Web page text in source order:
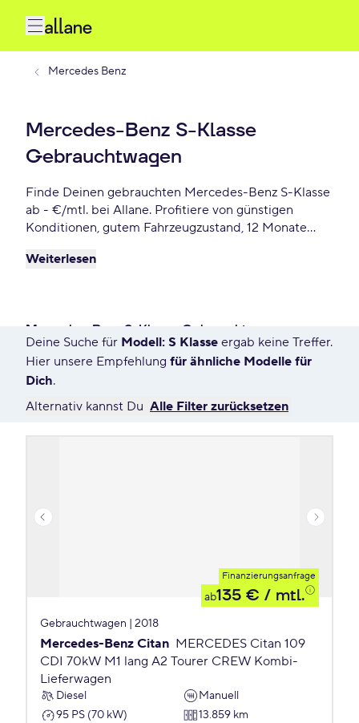
Mercedes Benz
Mercedes-Benz S-Klasse
Gebrauchtwagen
Finde Deinen gebrauchten Mercedes-Benz S-Klasse
ab - €/mtl. bei Allane. Profitiere von günstigen
Konditionen, gutem Fahrzeugzustand, 12 Monate
Vorteile. Reserviere Dir Deinen Wunsch-Mercedes-
Weiterlesen
Mercedes-Benz S-Klasse Gebrauchtwagen
66 Angebote für Deine Suche
Deine Suche für Modell: S Klasse ergab keine Treffer.
Hier unsere Empfehlung für ähnliche Modelle für
Dich.
Alternativ kannst Du Alle Filter zurücksetzen
Finanzierungsanfrage
ab135 € / mtl.
Gebrauchtwagen | 2018
Mercedes-Benz Citan MERCEDES Citan 109
CDI 70kW M1 lang A2 Tourer CREW Kombi-
Lieferwagen
Diesel
Manuell
95 PS (70 kW)
13.859 km